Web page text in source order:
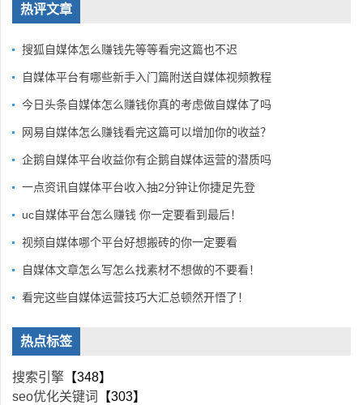
热评文章
搜狐自媒体怎么赚钱先等等看完这篇也不迟
自媒体平台有哪些新手入门篇附送自媒体视频教程
今日头条自媒体怎么赚钱你真的考虑做自媒体了吗
网易自媒体怎么赚钱看完这篇可以增加你的收益？
企鹅自媒体平台收益你有企鹅自媒体运营的潜质吗
一点资讯自媒体平台收入抽2分钟让你捷足先登
uc自媒体平台怎么赚钱 你一定要看到最后！
视频自媒体哪个平台好想搬砖的你一定要看
自媒体文章怎么写怎么找素材不想做的不要看！
看完这些自媒体运营技巧大汇总顿然开悟了！
热点标签
搜索引擎 【348】
seo优化关键词
【303】